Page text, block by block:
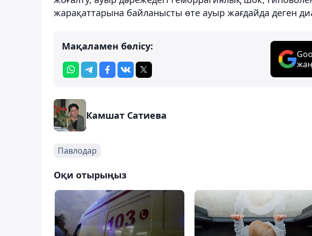
жарақаттарына байланысты өте ауыр жағдайда деген
Мақаламен бөлісу:
Камшат Сатиева
Павлодар
Оқи отырыңыз